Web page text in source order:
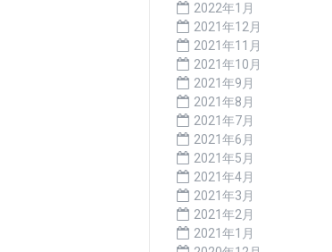
2022年1月
2021年12月
2021年11月
2021年10月
2021年9月
2021年8月
2021年7月
2021年6月
2021年5月
2021年4月
2021年3月
2021年2月
2021年1月